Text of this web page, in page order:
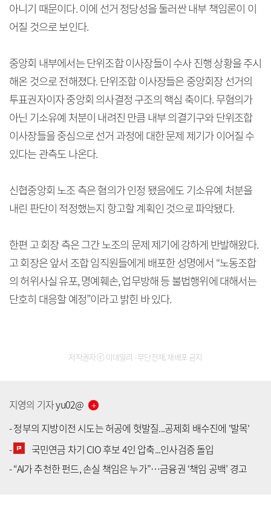
아니기 때문이다. 이에 선거 정당성을 둘러싼 내부 책임론이 이
어질 것으로 보인다.
중앙회 내부에서는 단위조합 이사장들이 수사 진행 상황을 주시
해온 것으로 전해졌다. 단위조합 이사장들은 중앙회장 선거의
투표권자이자 중앙회 의사결정 구조의 핵심 축이다. 무혐의가
아닌 기소유예 처분이 내려진 만큼 내부 의결기구와 단위조합
이사장들을 중심으로 선거 과정에 대한 문제 제기가 이어질 수
있다는 관측도 나온다.
신협중앙회 노조 측은 혐의가 인정 됐음에도 기소유예 처분을
내린 판단이 적정했는지 항고할 계획인 것으로 파악됐다.
한편 고 회장 측은 그간 노조의 문제 제기에 강하게 반발해왔다.
고 회장은 앞서 조합 임직원들에게 배포한 성명에서 “노동조합
의 허위사실 유포, 명예훼손, 업무방해 등 불법행위에 대해서는
단호히 대응할 예정”이라고 밝힌 바 있다.
저작권자 ⓒ 이데일리 - 무단전재, 재배포 금지
지영의 기자yu02@
-정부의 지방이전 시도는 허공에 헛발질...공제회 배수진에 '발목'
-
국민연금 차기 CIO 후보 4인 압축...인사검증 돌입
-“AI가 추천한 펀드, 손실 책임은 누가”…금융권 ‘책임 공백’ 경고
[공지] 유료서비스 가입 안내